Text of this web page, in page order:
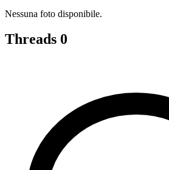
Nessuna foto disponibile.
Threads 0